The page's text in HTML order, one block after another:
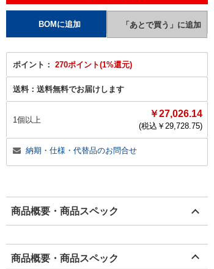
ポイント： 270ポイント(1%還元)
送料： 送料無料でお届けします
1個以上
￥27,026.14
(税込￥ 29,728.75)
納期・仕様・代替品のお問合せ
商品概要・商品スペック
商品概要・商品スペック